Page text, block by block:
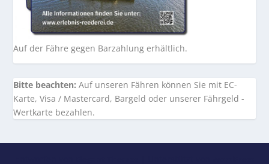
Auf der Fähre gegen Barzahlung erhältlich.
Bitte beachten: Auf unseren Fähren können Sie mit EC-
Karte, Visa / Mastercard, Bargeld oder unserer Fährgeld -
Wertkarte bezahlen.